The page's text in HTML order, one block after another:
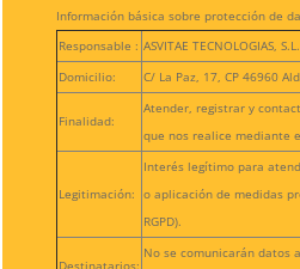
Información básica sobre protección de
Responsable : ASVITAE TECNOLOGIAS, S.L.
Domicilio:
C/ La Paz, 17, CP 46960
Finalidad:
Atender, registrar y
que nos realice mediante
Legitimación:
Interés legítimo para
o aplicación de medidas
RGPD).
Destinatarios:
No se comunicarán datos